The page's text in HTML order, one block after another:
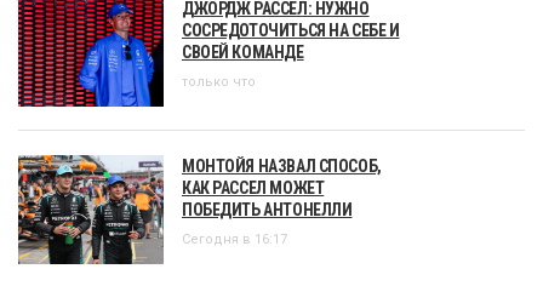
ДЖОРДЖ РАССЕЛ: НУЖНО
СОСРЕДОТОЧИТЬСЯ НА СЕБЕ И
СВОЕЙ КОМАНДЕ
только что
МОНТОЙЯ НАЗВАЛ СПОСОБ,
КАК РАССЕЛ МОЖЕТ
ПОБЕДИТЬ АНТОНЕЛЛИ
Сегодня в 16:17